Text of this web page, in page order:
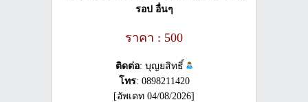
รอป อื่นๆ
ราคา : 500
ติดต่อ: บุญยสิทธิ์
โทร: 0898211420
[อัพเดท 04/08/2026]